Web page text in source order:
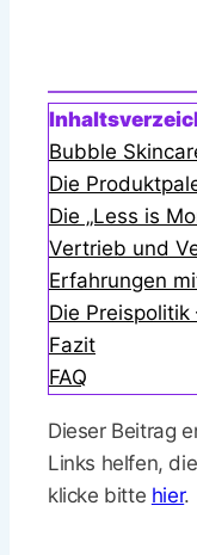
Bubble
Die
Die „Less is
Vertrieb und
Erfahrungen
Die
Fazit
FAQ
Dieser Beitrag
Links helfen,
klicke bitte hier.